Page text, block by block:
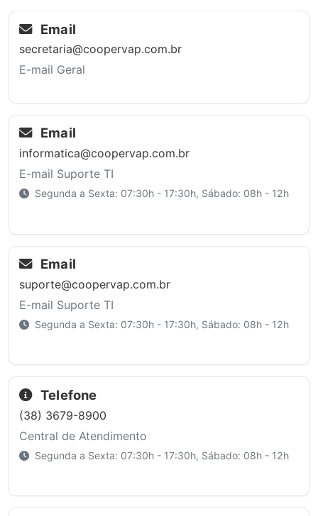
Email
secretaria@coopervap.com.br
E-mail Geral
Email
informatica@coopervap.com.br
E-mail Suporte TI
Segunda a Sexta: 07:30h - 17:30h, Sábado: 08h - 12h
Email
suporte@coopervap.com.br
E-mail Suporte TI
Segunda a Sexta: 07:30h - 17:30h, Sábado: 08h - 12h
Telefone
(38) 3679-8900
Central de Atendimento
Segunda a Sexta: 07:30h - 17:30h, Sábado: 08h - 12h